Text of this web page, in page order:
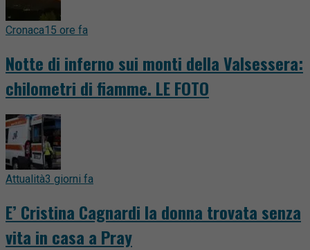
Cronaca15 ore fa
Notte di inferno sui monti della Valsessera:
chilometri di fiamme. LE FOTO
Attualità3 giorni fa
E’ Cristina Cagnardi la donna trovata senza
vita in casa a Pray